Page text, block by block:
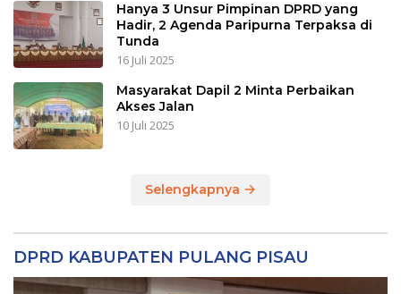
Hanya 3 Unsur Pimpinan DPRD yang
Hadir, 2 Agenda Paripurna Terpaksa di
Tunda
16 Juli 2025
Masyarakat Dapil 2 Minta Perbaikan
Akses Jalan
10 Juli 2025
Selengkapnya
DPRD KABUPATEN PULANG PISAU